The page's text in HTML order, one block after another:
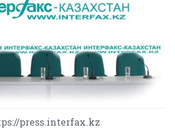
press.interfax.kz